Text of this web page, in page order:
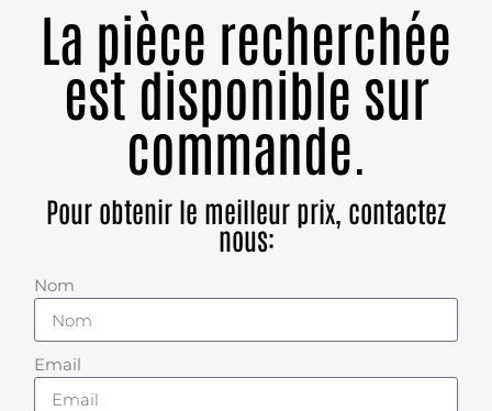
La pièce recherchée
est disponible sur
commande.
Pour obtenir le meilleur prix, contactez
nous:
Nom
Email